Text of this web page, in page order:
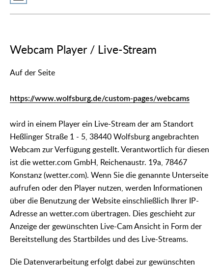
Webcam Player / Live-Stream
Auf der Seite
https://www.wolfsburg.de/custom-pages/webcams
wird in einem Player ein Live-Stream der am Standort
Heßlinger Straße 1 - 5, 38440 Wolfsburg angebrachten
Webcam zur Verfügung gestellt. Verantwortlich für diesen
ist die wetter.com GmbH, Reichenaustr. 19a, 78467
Konstanz (wetter.com). Wenn Sie die genannte Unterseite
aufrufen oder den Player nutzen, werden Informationen
über die Benutzung der Website einschließlich Ihrer IP-
Adresse an wetter.com übertragen. Dies geschieht zur
Anzeige der gewünschten Live-Cam Ansicht in Form der
Bereitstellung des Startbildes und des Live-Streams.
Die Datenverarbeitung erfolgt dabei zur gewünschten